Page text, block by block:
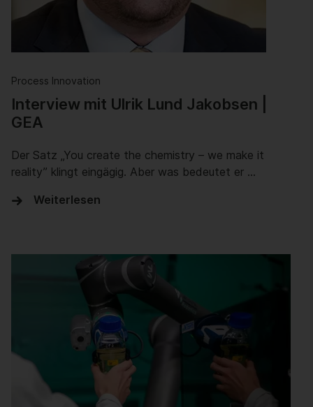
Weiterlesen
Process Innovation
Interview mit Ulrik Lund Jakobsen |
GEA
Der Satz „You create the chemistry – we make it
reality” klingt eingägig. Aber was bedeutet er …
Weiterlesen